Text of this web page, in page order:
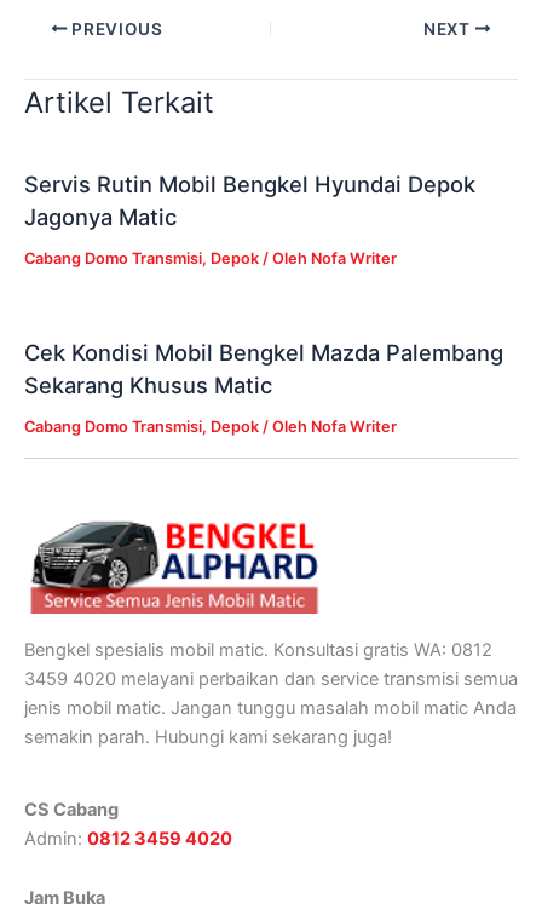
PREVIOUS NEXT
Artikel Terkait
Servis Rutin Mobil Bengkel Hyundai Depok
Jagonya Matic
Cabang Domo Transmisi, Depok / Oleh Nofa Writer
Cek Kondisi Mobil Bengkel Mazda Palembang
Sekarang Khusus Matic
Cabang Domo Transmisi, Depok / Oleh Nofa Writer
Bengkel spesialis mobil matic. Konsultasi gratis WA: 0812
3459 4020 melayani perbaikan dan service transmisi semua
jenis mobil matic. Jangan tunggu masalah mobil matic Anda
semakin parah. Hubungi kami sekarang juga!
CS Cabang
Admin: 0812 3459 4020
Jam Buka